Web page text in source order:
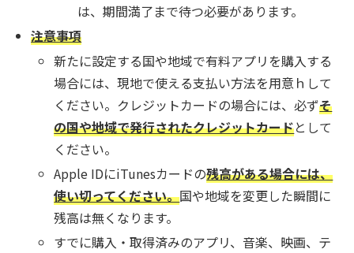
は、期間満了まで待つ必要があります。
注意事項
新たに設定する国や地域で有料アプリを購入する
場合には、現地で使える支払い方法を用意ｈして
ください。クレジットカードの場合には、必ずそ
の国や地域で発行されたクレジットカードとして
ください。
Apple IDにiTunesカードの残高がある場合には、
使い切ってください。国や地域を変更した瞬間に
残高は無くなります。
すでに購入・取得済みのアプリ、音楽、映画、テ